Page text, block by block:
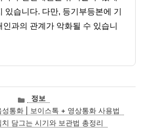
있습니다. 다만, 등기부등본에 기
과의 관계가 악화될 수 있습니
카
테
고
정보
성통화 | 보이스톡 + 영상통화 사용법
치 담그는 시기와 보관법 총정리